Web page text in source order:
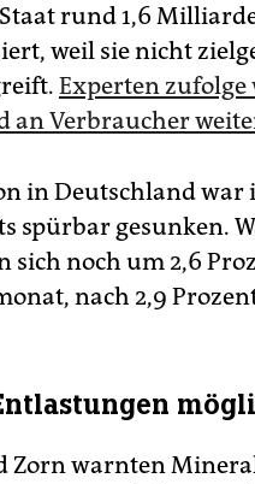
rund 1,6
weil sie nicht
Experten
an Verbraucher
in Deutschland ‌war
spürbar gesunken.
sich noch um 2,6
nach 2,9
Zorn warnten